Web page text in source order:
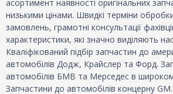
асортимент наявності оригінальних
низькими цінами. Швидкі терміни обробки
замовлень, грамотні консультації
характеристики, які значно виділяють
Кваліфікований підбір запчастин до
автомобілів Додж, Крайслер та Форд.
автомобілів БМВ та Мерседес в
Запчастини до автомобілів концерну GM.